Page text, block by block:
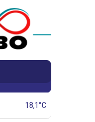
18,1°C